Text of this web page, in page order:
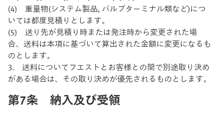
(4) 重量物(システム製品, バルブターミナル類など)につ
いては都度見積りとします。
(5) 送り先が見積り時または発注時から変更された場
合、送料は本項に基づいて算出された金額に変更になるも
のとします。
3. 送料についてフエストとお客様との間で別途取り決め
がある場合は、その取り決めが優先されるものとします。
第7条 納入及び受領